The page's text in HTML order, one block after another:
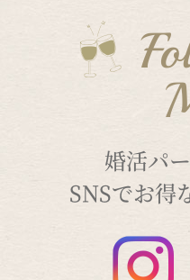
婚活パ
SNSでお得